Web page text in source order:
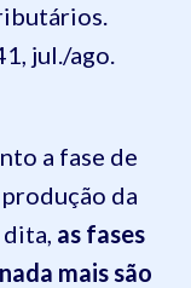
jul./ago.
a fase de
da
as fases
mais são